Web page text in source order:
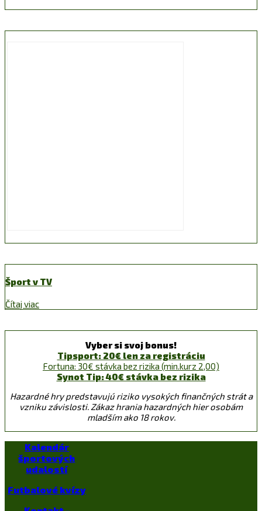
Šport v TV
Čítaj viac
Vyber si svoj bonus!
Tipsport: 20€ len za registráciu
Fortuna: 30€ stávka bez rizika (min.kurz 2,00)
Synot Tip: 40€ stávka bez rizika
Hazardné hry predstavujú riziko vysokých finančných strát a
vzniku závislosti. Zákaz hrania hazardných hier osobám
mladším ako 18 rokov.
Kalendár
športových
udalostí
Futbalové kvízy